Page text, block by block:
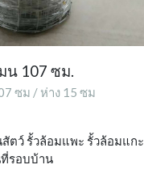
น 107 ซม.
ซม / ห่าง 15 ซม
ตว์ รั้วล้อมแพะ รั้วล้อมแกะ
รอบบ้าน